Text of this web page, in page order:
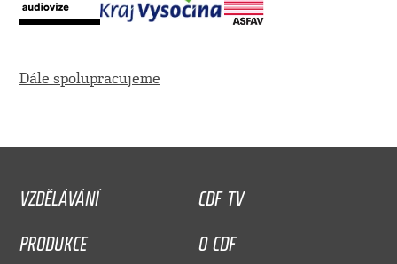
Dále spolupracujeme
VZDĚLÁVÁNÍ
CDF TV
PRODUKCE
O CDF